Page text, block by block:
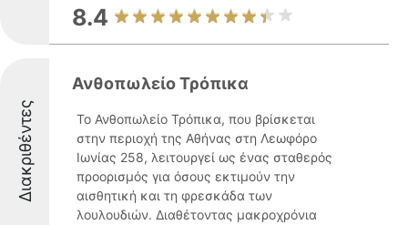
8.4
Διακριθέντες
Ανθοπωλείο Τρόπικα
Το Ανθοπωλείο Τρόπικα, που βρίσκεται
στην περιοχή της Αθήνας στη Λεωφόρο
Ιωνίας 258, λειτουργεί ως ένας σταθερός
προορισμός για όσους εκτιμούν την
αισθητική και τη φρεσκάδα των
λουλουδιών. Διαθέτοντας μακροχρόνια